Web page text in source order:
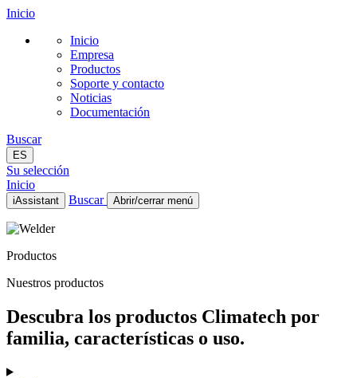
Inicio
Inicio
Empresa
Productos
Soporte y contacto
Noticias
Documentación
Buscar
ES
Su selección
Inicio
iAssistant Buscar Abrir/cerrar menú
Inicio
Productos
Noticias
ES
Productos
Nuestros productos
Descubra los productos Climatech por
familia, características o uso.